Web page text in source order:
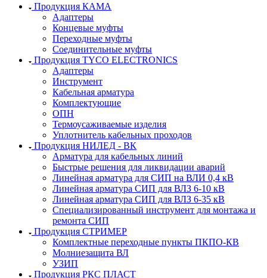
Продукция КАМА
Адаптеры
Концевые муфты
Переходные муфты
Соединительные муфты
Продукция TYCO ELECTRONICS
Адаптеры
Инструмент
Кабельная арматура
Комплектующие
ОПН
Термоусаживаемые изделия
Уплотнитель кабельных проходов
Продукция НИЛЕД - ВК
Арматура для кабельных линий
Быстрые решения для ликвидации аварий
Линейная арматура для СИП на ВЛИ 0,4 кВ
Линейная арматура СИП для ВЛЗ 6-10 кВ
Линейная арматура СИП для ВЛЗ 6-35 кВ
Специализированный инструмент для монтажа и
ремонта СИП
Продукция СТРИМЕР
Комплектные переходные пункты ПКПО-КВ
Молниезащита ВЛ
УЗИП
Продукция РКС ПЛАСТ